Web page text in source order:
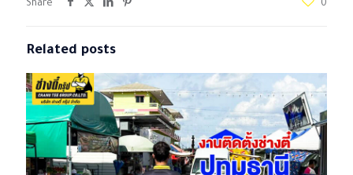
Share 0
Related posts